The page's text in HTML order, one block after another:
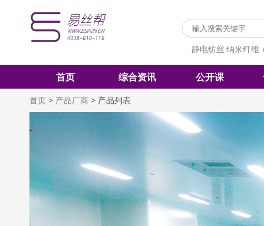
静电纺丝 纳米纤维
首页 综合资讯 公开课
首页 > 产品厂商 > 产品列表